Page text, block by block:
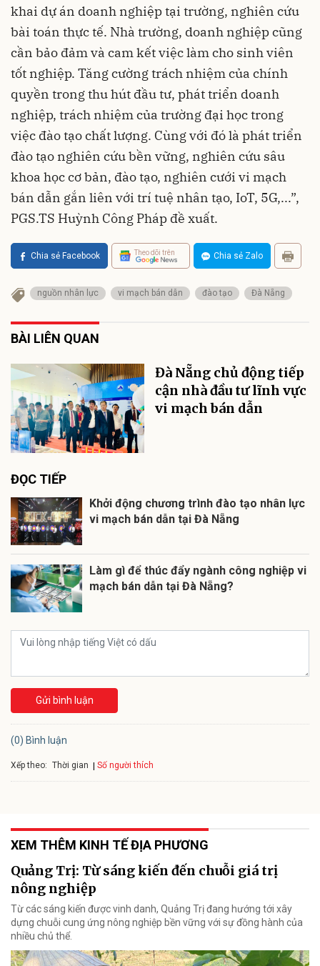
khai dự án doanh nghiệp tại trường, nghiên cứu
bài toán thực tế. Nhà trường, doanh nghiệp cũng
cần bảo đảm và cam kết việc làm cho sinh viên
tốt nghiệp. Tăng cường trách nhiệm của chính
quyền trong thu hút đầu tư, phát triển doanh
nghiệp, trách nhiệm của trường đại học trong
việc đào tạo chất lượng. Cùng với đó là phát triển
đào tạo nghiên cứu bền vững, nghiên cứu sâu
khoa học cơ bản, đào tạo, nghiên cưới vi mạch
bán dẫn gắn liên với trí tuệ nhân tạo, IoT, 5G,...”,
PGS.TS Huỳnh Công Pháp đề xuất.
Chia sẻ Facebook Theo dõi trên Chia sẻ Zalo
nguồn nhân lực vi mạch bán dẫn đào tạo Đà Nẵng
BÀI LIÊN QUAN
Đà Nẵng chủ động tiếp
cận nhà đầu tư lĩnh vực
vi mạch bán dẫn
ĐỌC TIẾP
Khởi động chương trình đào tạo nhân lực
vi mạch bán dẫn tại Đà Nẵng
Làm gì để thúc đẩy ngành công nghiệp vi
mạch bán dẫn tại Đà Nẵng?
Gửi bình luận
(0) Bình luận
Xếp theo: Thời gian Số người thích
XEM THÊM KINH TẾ ĐỊA PHƯƠNG
Quảng Trị: Từ sáng kiến đến chuỗi giá trị
nông nghiệp
Từ các sáng kiến được vinh danh, Quảng Trị đang hướng tới xây
dựng chuỗi cung ứng nông nghiệp bền vững với sự đồng hành của
nhiều chủ thể.